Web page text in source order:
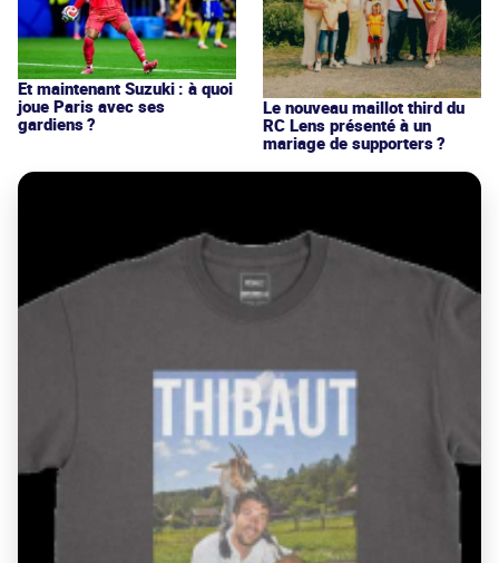
Et maintenant Suzuki : à quoi
joue Paris avec ses
gardiens ?
Le nouveau maillot third du
RC Lens présenté à un
mariage de supporters ?